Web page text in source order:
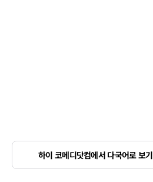
하이 코메디닷컴에서 다국어로 보기